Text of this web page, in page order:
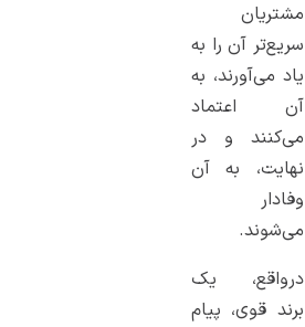
مشتریان
سریع‌تر آن را به
یاد می‌آورند، به
آن اعتماد
می‌کنند و در
نهایت، به آن
وفادار
می‌شوند.
درواقع، یک
برند قوی، پیام